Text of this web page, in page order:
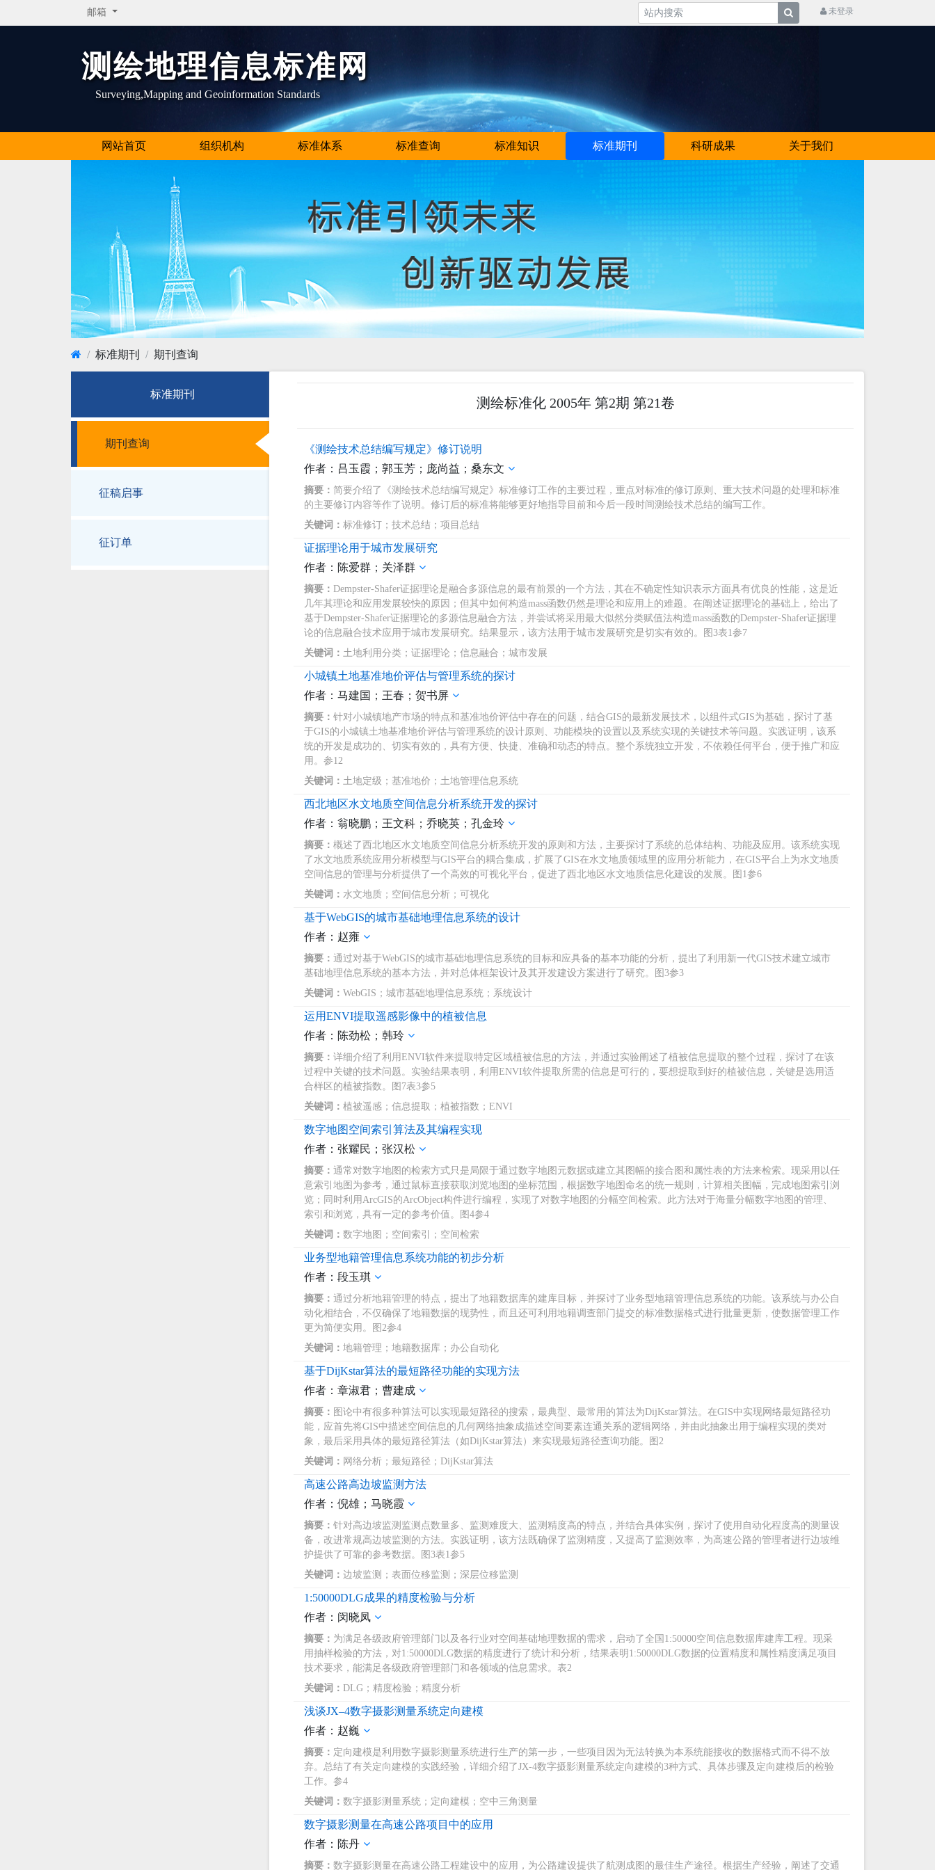
邮箱 未登录
测绘地理信息标准网
Surveying,Mapping and Geoinformation Standards
网站首页 组织机构 标准体系 标准查询 标准知识 标准期刊 科研成果 关于我们
标准期刊 期刊查询
标准期刊
期刊查询
征稿启事
征订单
测绘标准化 2005年 第2期 第21卷
《测绘技术总结编写规定》修订说明
作者：吕玉霞；郭玉芳；庞尚益；桑东文
摘要： 简要介绍了《测绘技术总结编写规定》标准修订工作的主要过程，重点对标准的修订原则、重大技术问题的处理和标准
的主要修订内容等作了说明。修订后的标准将能够更好地指导目前和今后一段时间测绘技术总结的编写工作。
关键词： 标准修订；技术总结；项目总结
证据理论用于城市发展研究
作者：陈爱群；关泽群
摘要： Dempster-Shafer证据理论是融合多源信息的最有前景的一个方法，其在不确定性知识表示方面具有优良的性能，这是近
几年其理论和应用发展较快的原因；但其中如何构造mass函数仍然是理论和应用上的难题。在阐述证据理论的基础上，给出了
基于Dempster-Shafer证据理论的多源信息融合方法，并尝试将采用最大似然分类赋值法构造mass函数的Dempster-Shafer证据理
论的信息融合技术应用于城市发展研究。结果显示，该方法用于城市发展研究是切实有效的。图3表1参7
关键词： 土地利用分类；证据理论；信息融合；城市发展
小城镇土地基准地价评估与管理系统的探讨
作者：马建国；王春；贺书屏
摘要： 针对小城镇地产市场的特点和基准地价评估中存在的问题，结合GIS的最新发展技术，以组件式GIS为基础，探讨了基
于GIS的小城镇土地基准地价评估与管理系统的设计原则、功能模块的设置以及系统实现的关键技术等问题。实践证明，该系
统的开发是成功的、切实有效的，具有方便、快捷、准确和动态的特点。整个系统独立开发，不依赖任何平台，便于推广和应
用。参12
关键词： 土地定级；基准地价；土地管理信息系统
西北地区水文地质空间信息分析系统开发的探讨
作者：翁晓鹏；王文科；乔晓英；孔金玲
摘要： 概述了西北地区水文地质空间信息分析系统开发的原则和方法，主要探讨了系统的总体结构、功能及应用。该系统实现
了水文地质系统应用分析模型与GIS平台的耦合集成，扩展了GIS在水文地质领域里的应用分析能力，在GIS平台上为水文地质
空间信息的管理与分析提供了一个高效的可视化平台，促进了西北地区水文地质信息化建设的发展。图1参6
关键词： 水文地质；空间信息分析；可视化
基于WebGIS的城市基础地理信息系统的设计
作者：赵雍
摘要： 通过对基于WebGIS的城市基础地理信息系统的目标和应具备的基本功能的分析，提出了利用新一代GIS技术建立城市
基础地理信息系统的基本方法，并对总体框架设计及其开发建设方案进行了研究。图3参3
关键词： WebGIS；城市基础地理信息系统；系统设计
运用ENVI提取遥感影像中的植被信息
作者：陈劲松；韩玲
摘要： 详细介绍了利用ENVI软件来提取特定区域植被信息的方法，并通过实验阐述了植被信息提取的整个过程，探讨了在该
过程中关键的技术问题。实验结果表明，利用ENVI软件提取所需的信息是可行的，要想提取到好的植被信息，关键是选用适
合样区的植被指数。图7表3参5
关键词： 植被遥感；信息提取；植被指数；ENVI
数字地图空间索引算法及其编程实现
作者：张耀民；张汉松
摘要： 通常对数字地图的检索方式只是局限于通过数字地图元数据或建立其图幅的接合图和属性表的方法来检索。现采用以任
意索引地图为参考，通过鼠标直接获取浏览地图的坐标范围，根据数字地图命名的统一规则，计算相关图幅，完成地图索引浏
览；同时利用ArcGIS的ArcObject构件进行编程，实现了对数字地图的分幅空间检索。此方法对于海量分幅数字地图的管理、
索引和浏览，具有一定的参考价值。图4参4
关键词： 数字地图；空间索引；空间检索
业务型地籍管理信息系统功能的初步分析
作者：段玉琪
摘要： 通过分析地籍管理的特点，提出了地籍数据库的建库目标，并探讨了业务型地籍管理信息系统的功能。该系统与办公自
动化相结合，不仅确保了地籍数据的现势性，而且还可利用地籍调查部门提交的标准数据格式进行批量更新，使数据管理工作
更为简便实用。图2参4
关键词： 地籍管理；地籍数据库；办公自动化
基于DijKstar算法的最短路径功能的实现方法
作者：章淑君；曹建成
摘要： 图论中有很多种算法可以实现最短路径的搜索，最典型、最常用的算法为DijKstar算法。在GIS中实现网络最短路径功
能，应首先将GIS中描述空间信息的几何网络抽象成描述空间要素连通关系的逻辑网络，并由此抽象出用于编程实现的类对
象，最后采用具体的最短路径算法（如DijKstar算法）来实现最短路径查询功能。图2
关键词： 网络分析；最短路径；DijKstar算法
高速公路高边坡监测方法
作者：倪雄；马晓霞
摘要： 针对高边坡监测监测点数量多、监测难度大、监测精度高的特点，并结合具体实例，探讨了使用自动化程度高的测量设
备，改进常规高边坡监测的方法。实践证明，该方法既确保了监测精度，又提高了监测效率，为高速公路的管理者进行边坡维
护提供了可靠的参考数据。图3表1参5
关键词： 边坡监测；表面位移监测；深层位移监测
1:50000DLG成果的精度检验与分析
作者：闵晓凤
摘要： 为满足各级政府管理部门以及各行业对空间基础地理数据的需求，启动了全国1:50000空间信息数据库建库工程。现采
用抽样检验的方法，对1:50000DLG数据的精度进行了统计和分析，结果表明1:50000DLG数据的位置精度和属性精度满足项目
技术要求，能满足各级政府管理部门和各领域的信息需求。表2
关键词： DLG；精度检验；精度分析
浅谈JX–4数字摄影测量系统定向建模
作者：赵巍
摘要： 定向建模是利用数字摄影测量系统进行生产的第一步，一些项目因为无法转换为本系统能接收的数据格式而不得不放
弃。总结了有关定向建模的实践经验，详细介绍了JX-4数字摄影测量系统定向建模的3种方式、具体步骤及定向建模后的检验
工作。参4
关键词： 数字摄影测量系统；定向建模；空中三角测量
数字摄影测量在高速公路项目中的应用
作者：陈丹
摘要： 数字摄影测量在高速公路工程建设中的应用，为公路建设提供了航测成图的最佳生产途径。根据生产经验，阐述了交通